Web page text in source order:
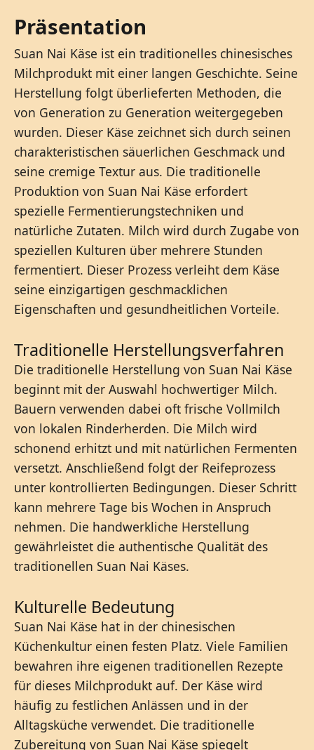
Präsentation
Suan Nai Käse ist ein traditionelles chinesisches
Milchprodukt mit einer langen Geschichte. Seine
Herstellung folgt überlieferten Methoden, die
von Generation zu Generation weitergegeben
wurden. Dieser Käse zeichnet sich durch seinen
charakteristischen säuerlichen Geschmack und
seine cremige Textur aus. Die traditionelle
Produktion von Suan Nai Käse erfordert
spezielle Fermentierungstechniken und
natürliche Zutaten. Milch wird durch Zugabe von
speziellen Kulturen über mehrere Stunden
fermentiert. Dieser Prozess verleiht dem Käse
seine einzigartigen geschmacklichen
Eigenschaften und gesundheitlichen Vorteile.
Traditionelle Herstellungsverfahren
Die traditionelle Herstellung von Suan Nai Käse
beginnt mit der Auswahl hochwertiger Milch.
Bauern verwenden dabei oft frische Vollmilch
von lokalen Rinderherden. Die Milch wird
schonend erhitzt und mit natürlichen Fermenten
versetzt. Anschließend folgt der Reifeprozess
unter kontrollierten Bedingungen. Dieser Schritt
kann mehrere Tage bis Wochen in Anspruch
nehmen. Die handwerkliche Herstellung
gewährleistet die authentische Qualität des
traditionellen Suan Nai Käses.
Kulturelle Bedeutung
Suan Nai Käse hat in der chinesischen
Küchenkultur einen festen Platz. Viele Familien
bewahren ihre eigenen traditionellen Rezepte
für dieses Milchprodukt auf. Der Käse wird
häufig zu festlichen Anlässen und in der
Alltagsküche verwendet. Die traditionelle
Zubereitung von Suan Nai Käse spiegelt